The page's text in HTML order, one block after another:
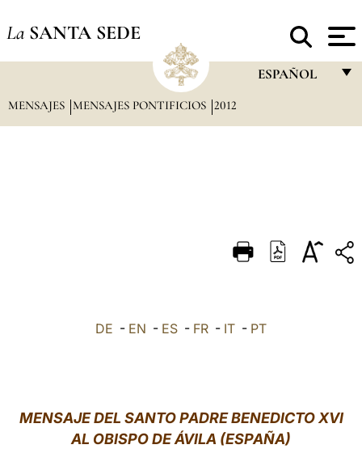
La SANTA SEDE
ESPAÑOL
DEUTSCH
العربيّة
MENSAJES MENSAJES PONTIFICIOS 2012
DE - EN - ES - FR - IT - PT
MENSAJE DEL SANTO PADRE BENEDICTO XVI
AL OBISPO DE ÁVILA (ESPAÑA)